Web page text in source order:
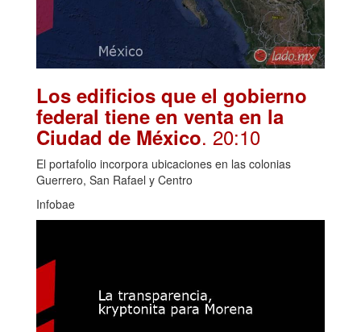
Los edificios que el gobierno
federal tiene en venta en la
Ciudad de México. 20:10
El portafolio incorpora ubicaciones en las colonias
Guerrero, San Rafael y Centro
Infobae